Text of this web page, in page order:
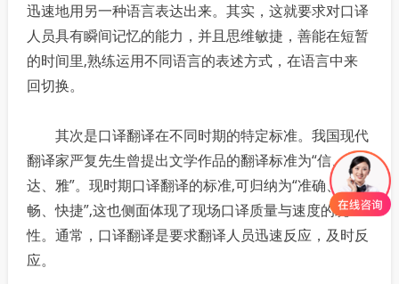
迅速地用另一种语言表达出来。其实，这就要求对口译
人员具有瞬间记忆的能力，并且思维敏捷，善能在短暂
的时间里,熟练运用不同语言的表述方式，在语言中来
回切换。
其次是口译翻译在不同时期的特定标准。我国现代
翻译家严复先生曾提出文学作品的翻译标准为“信、
达、雅”。现时期口译翻译的标准,可归纳为“准确、顺
畅、快捷”,这也侧面体现了现场口译质量与速度的统一
性。通常，口译翻译是要求翻译人员迅速反应，及时反
应。